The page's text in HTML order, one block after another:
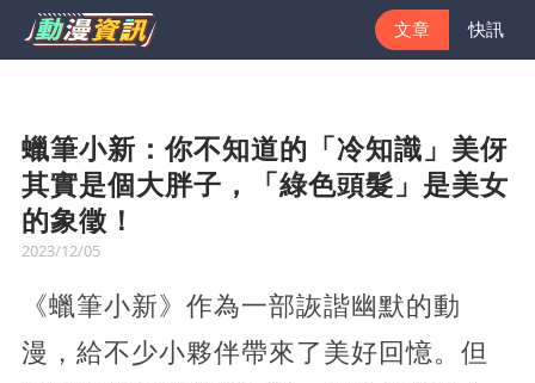
文章 快訊
蠟筆小新：你不知道的「冷知識」美伢
其實是個大胖子，「綠色頭髮」是美女
的象徵！
2023/12/05
《蠟筆小新》作為一部詼諧幽默的動
漫，給不少小夥伴帶來了美好回憶。但